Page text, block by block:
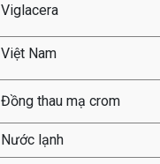
Viglacera
Việt Nam
Đồng thau mạ crom
Nước lạnh